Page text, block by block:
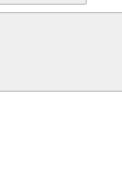
Suchen